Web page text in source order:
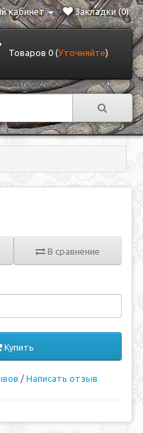
кабинет Закладки (0)
Товаров 0 (Уточняйте)
В сравнение
Купить
/Написать отзыв